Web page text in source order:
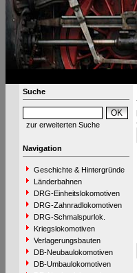
Suche
zur erweiterten Suche
Navigation
Geschichte & Hintergründe
Länderbahnen
DRG-Einheitslokomotiven
DRG-Zahnradlokomotiven
DRG-Schmalspurlok.
Kriegslokomotiven
Verlagerungsbauten
DB-Neubaulokomotiven
DB-Umbaulokomotiven